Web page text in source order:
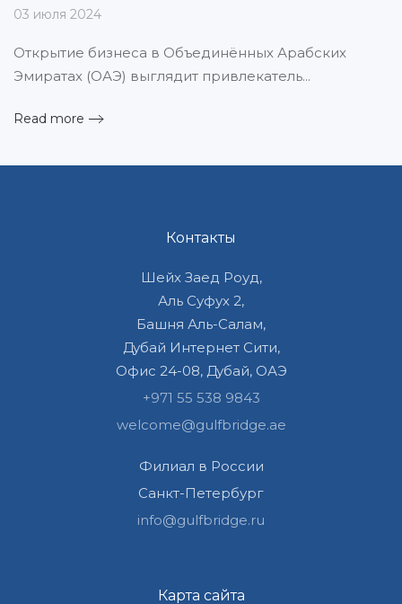
03 июля 2024
Открытие бизнеса в Объединённых Арабских
Эмиратах (ОАЭ) выглядит привлекатель...
Read more
Контакты
Шейх Заед Роуд,
Аль Суфух 2,
Башня Аль-Салам,
Дубай Интернет Сити,
Офис 24-08, Дубай, ОАЭ
+971 55 538 9843
welcome@gulfbridge.ae
Филиал в России
Санкт-Петербург
info@gulfbridge.ru
Карта сайта